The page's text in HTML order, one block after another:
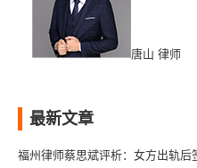
唐山 律师
最新文章
福州律师蔡思斌评析：女方出轨